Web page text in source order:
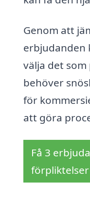
Genom att
erbjudanden
välja det
behöver
för
att göra
Få 3
förpliktelser